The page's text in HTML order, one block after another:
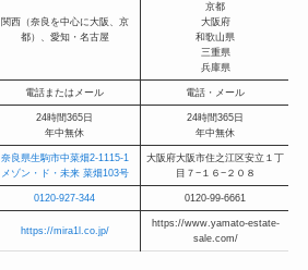
関西（奈良を中心に大阪、京
都）、愛知・名古屋
京都
大阪府
和歌山県
三重県
兵庫県
電話またはメール 電話・メール
24時間365日
年中無休
24時間365日
年中無休
奈良県生駒市中菜畑2-1115-1
メゾン・ド・未来 菜畑103号
大阪府大阪市住之江区安立１丁
目７−１６−２０８
0120-927-344 0120-99-6661
https://mira1l.co.jp/
https://www.yamato-estate-
sale.com/